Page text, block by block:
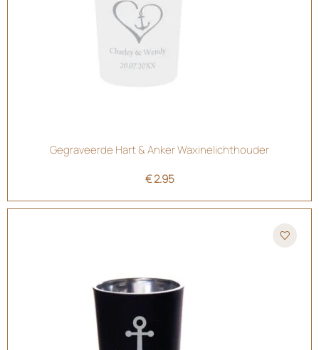
Gegraveerde Hart & Anker Waxinelichthouder
€2.95